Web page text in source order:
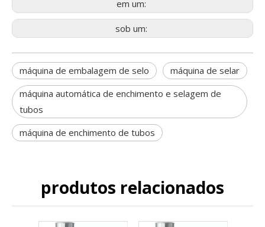
em um:
sob um:
máquina de embalagem de selo
máquina de selar
máquina automática de enchimento e selagem de
tubos
máquina de enchimento de tubos
produtos relacionados